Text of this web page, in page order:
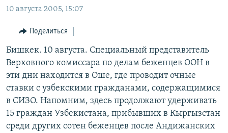
TÜRKMENÇE
10 августа 2005, 15:07
Поделиться
Бишкек. 10 августа. Специальный представитель
Верховного комиссара по делам беженцев ООН в
эти дни находится в Оше, где проводит очные
ставки с узбекскими гражданами, содержащимися
в СИЗО. Напомним, здесь продолжают удерживать
15 граждан Узбекистана, прибывших в Кыргызстан
среди других сотен беженцев после Андижанских